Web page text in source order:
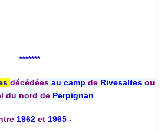
*******
décédées au camp deRivesaltesou
du nord de Perpignan
1962 et 1965 -